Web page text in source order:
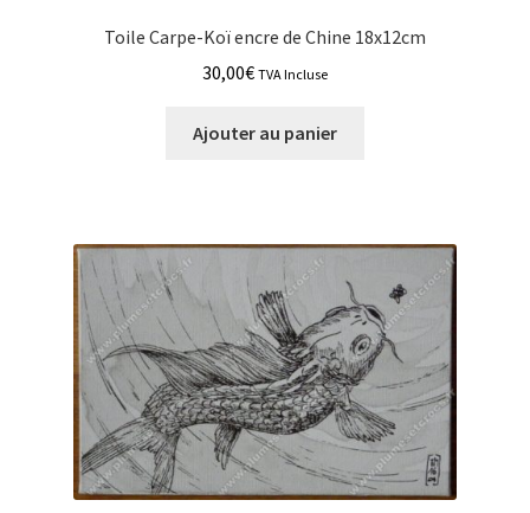
Toile Carpe-Koï encre de Chine 18x12cm
30,00€ TVA Incluse
Ajouter au panier